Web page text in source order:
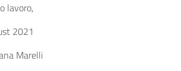
lavoro,
2021
Marelli